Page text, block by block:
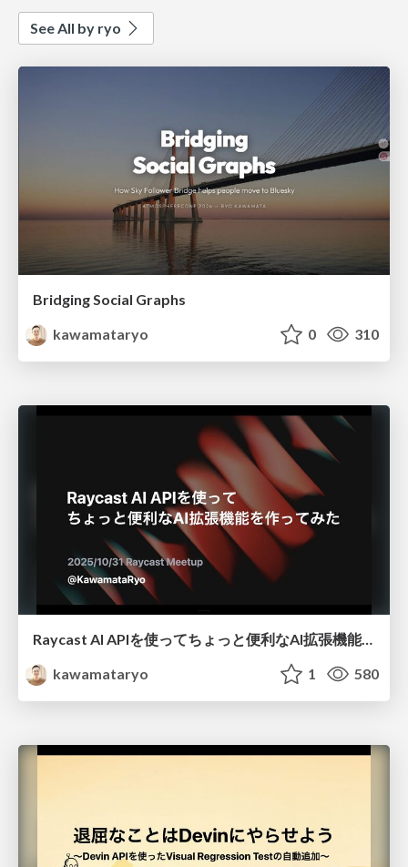
See All by ryo
Bridging Social Graphs
kawamataryo
0 310
Raycast AI APIを使ってちょっと便利なAI拡張機能を作ってみた
kawamataryo
1 580